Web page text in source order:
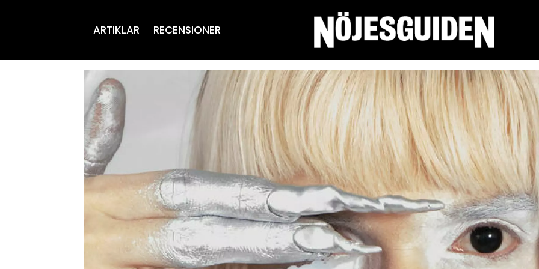
ARTIKLAR RECENSIONER